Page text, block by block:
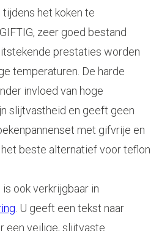
het koken te
zeer goed bestand
prestaties worden
temperaturen. De harde
invloed van hoge
slijtvastheid en geeft geen
met gifvrije en
beste alternatief voor teflon
ook verkrijgbaar in
. U geeft een tekst naar
een veilige, slijtvaste